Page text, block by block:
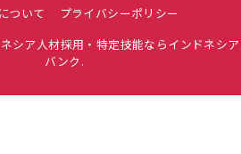
ついて
プライバシーポリシー
シア人材採用・特定技能ならインドネシ
バンク.